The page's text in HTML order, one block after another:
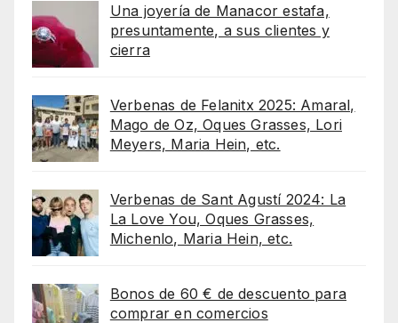
Una joyería de Manacor estafa,
presuntamente, a sus clientes y
cierra
Verbenas de Felanitx 2025: Amaral,
Mago de Oz, Oques Grasses, Lori
Meyers, Maria Hein, etc.
Verbenas de Sant Agustí 2024: La
La Love You, Oques Grasses,
Michenlo, Maria Hein, etc.
Bonos de 60 € de descuento para
comprar en comercios